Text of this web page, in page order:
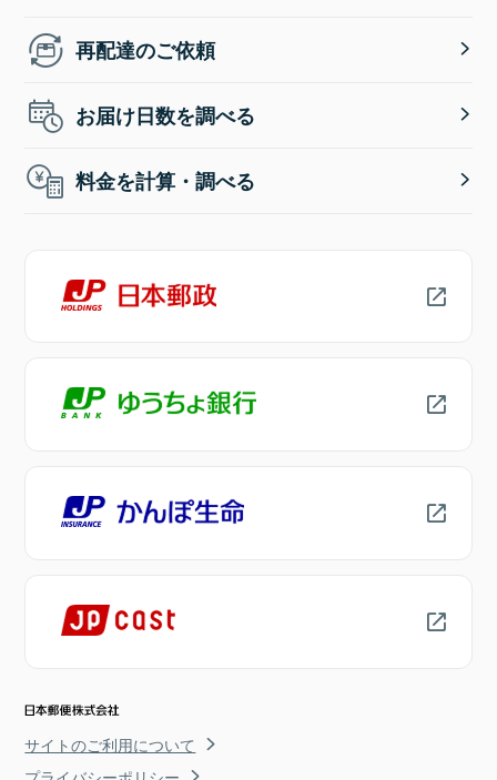
再配達のご依頼
お届け日数を調べる
料金を計算・調べる
サイトのご利用について